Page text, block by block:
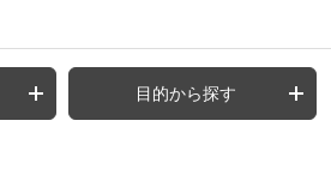
目的から探す